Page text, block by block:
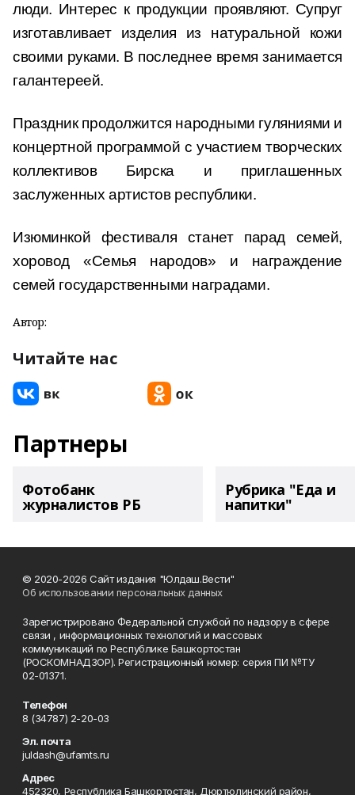
люди. Интерес к продукции проявляют. Супруг
изготавливает изделия из натуральной кожи
своими руками. В последнее время занимается
галантереей.
Праздник продолжится народными гуляниями и
концертной программой с участием творческих
коллективов Бирска и приглашенных
заслуженных артистов республики.
Изюминкой фестиваля станет парад семей,
хоровод «Семья народов» и награждение
семей государственными наградами.
Автор:
Читайте нас
Партнеры
Фотобанк
журналистов РБ
Рубрика "Еда и
напитки"
© 2020-2026 Сайт издания "Юлдаш.Вести"
Об использовании персональных данных
Зарегистрировано Федеральной службой по надзору в сфере
связи , информационных технологий и массовых
коммуникаций по Республике Башкортостан
(РОСКОМНАДЗОР). Регистрационный номер: серия ПИ №ТУ
02-01371.
Телефон
8 (34787) 2-20-03
Эл. почта
juldash@ufamts.ru
Адрес
452320, Республика Башкортостан, Дюртюлинский район,